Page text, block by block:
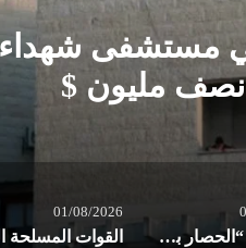
في مستشفى
نصف مليون $
مسِيرات “الحصار بالحصار والتصعيد بالتصعيد” في صنعاء: مستعدون لأثمان المعركة
01/08/2026